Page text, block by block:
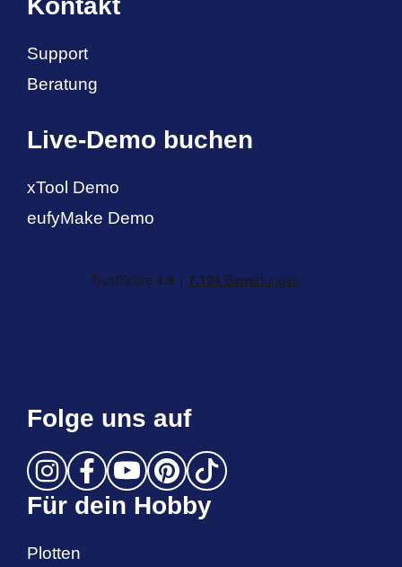
Kontakt
Support
Beratung
Live-Demo buchen
xTool Demo
eufyMake Demo
Folge uns auf
Für dein Hobby
Plotten